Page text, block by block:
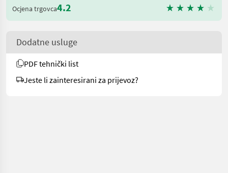
Ocjena trgovca4.2
Dodatne usluge
PDF tehnički list
Jeste li zainteresirani za prijevoz?